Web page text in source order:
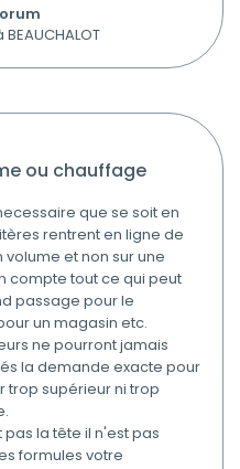
ou chauffage
que se soit en
rentrent en ligne de
et non sur une
compte tout ce qui peut
passage pour le
un magasin etc.
ne pourront jamais
la demande exacte pour
trop supérieur ni trop
la tête il n'est pas
formules votre